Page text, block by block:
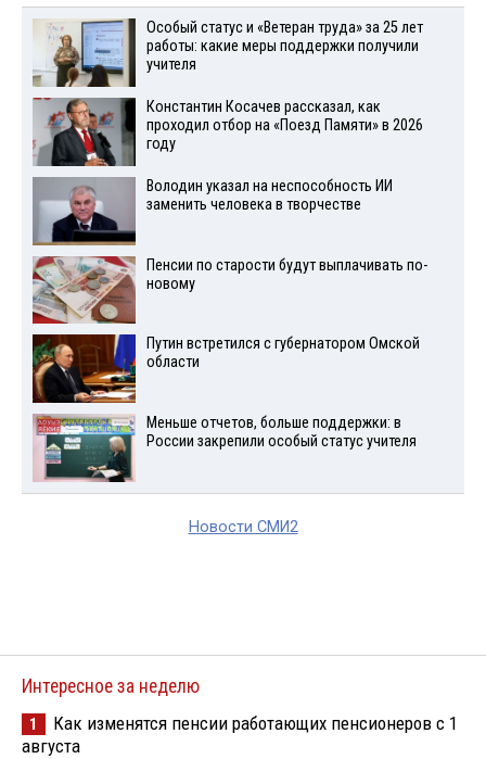
Особый статус и «Ветеран труда» за 25 лет
работы: какие меры поддержки получили
учителя
Константин Косачев рассказал, как
проходил отбор на «Поезд Памяти» в 2026
году
Володин указал на неспособность ИИ
заменить человека в творчестве
Пенсии по старости будут выплачивать по-
новому
Путин встретился с губернатором Омской
области
Меньше отчетов, больше поддержки: в
России закрепили особый статус учителя
Новости СМИ2
Интересное за неделю
1
Как изменятся пенсии работающих пенсионеров с 1
августа